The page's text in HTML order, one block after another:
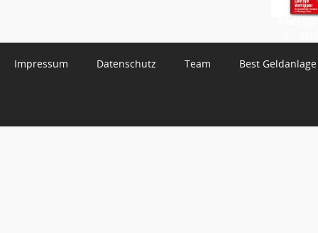
Impressum Datenschutz Team Best Geldanlage